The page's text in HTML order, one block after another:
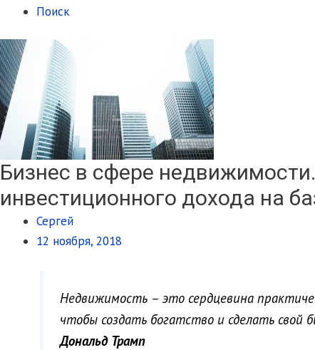
Поиск
Бизнес в сфере
инвестиционного дохода на
Сергей
12 ноября, 2018
Недвижимость – это сердцевина
чтобы создать богатство и сделать свой
Дональд Трамп